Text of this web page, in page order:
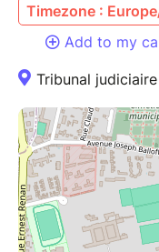
Timezone :
Add to my
Tribunal